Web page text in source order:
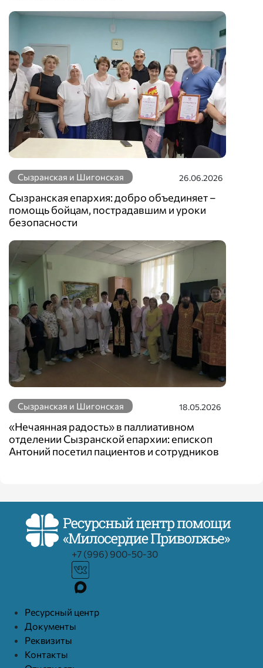
Сызранская и Шигонская 26.06.2026
Сызранская епархия: добро объединяет –
помощь бойцам, пострадавшим и уроки
безопасности
Сызранская и Шигонская 18.05.2026
«Нечаянная радость» в паллиативном
отделении Сызранской епархии: епископ
Антоний посетил пациентов и сотрудников
+7 (996) 900-50-30
Ресурcный центр
Документы
Реквизиты
Контакты